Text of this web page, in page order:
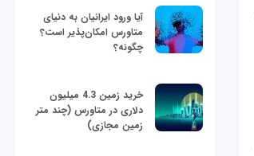
آیا ورود ایرانیان به دنیای
متاورس امکان‌پذیر است؟
چگونه؟
خرید زمین 4.3 میلیون
دلاری در متاورس (چند متر
زمین مجازی)